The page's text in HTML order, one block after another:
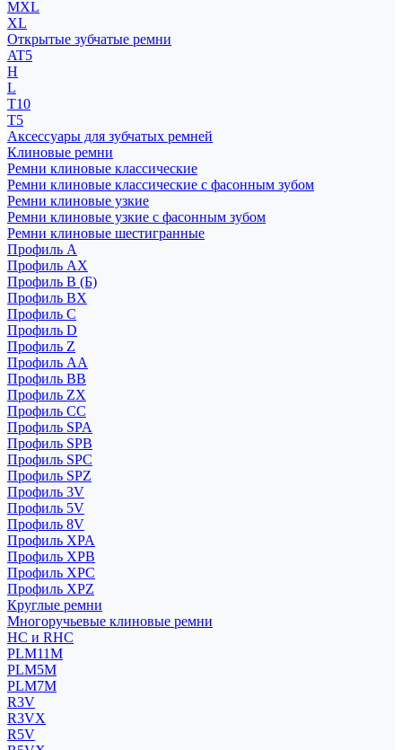
MXL
XL
Открытые зубчатые ремни
AT5
H
L
T10
T5
Аксессуары для зубчатых ремней
Клиновые ремни
Ремни клиновые классические
Ремни клиновые классические с фасонным зубом
Ремни клиновые узкие
Ремни клиновые узкие с фасонным зубом
Ремни клиновые шестигранные
Профиль A
Профиль AX
Профиль B (Б)
Профиль BX
Профиль C
Профиль D
Профиль Z
Профиль АА
Профиль BB
Профиль ZX
Профиль CC
Профиль SPA
Профиль SPB
Профиль SPC
Профиль SPZ
Профиль 3V
Профиль 5V
Профиль 8V
Профиль XPA
Профиль XPB
Профиль XPC
Профиль XPZ
Круглые ремни
Многоручьевые клиновые ремни
HC и RHC
PLM11M
PLM5M
PLM7M
R3V
R3VX
R5V